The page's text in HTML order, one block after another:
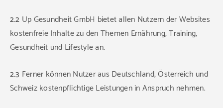
2.2 Up Gesundheit GmbH bietet allen Nutzern der Websites
kostenfreie Inhalte zu den Themen Ernährung, Training,
Gesundheit und Lifestyle an.
2.3 Ferner können Nutzer aus Deutschland, Österreich und
Schweiz kostenpflichtige Leistungen in Anspruch nehmen.